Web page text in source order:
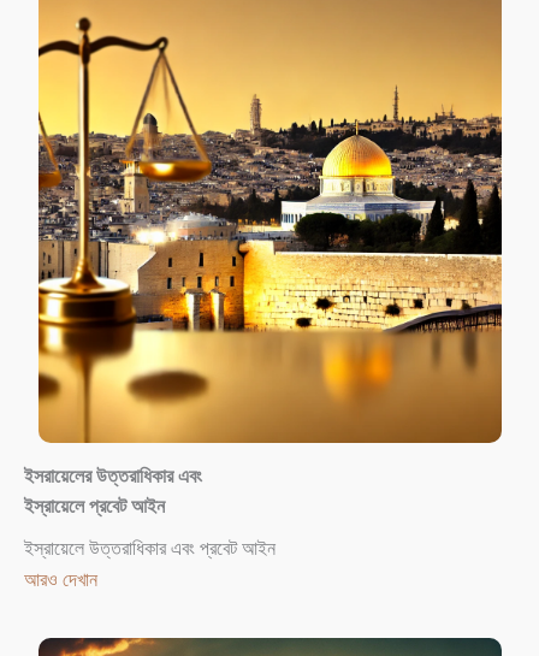
ইসরায়েলের উত্তরাধিকার এবং
ইস্রায়েলে প্রবেট আইন
ইস্রায়েলে উত্তরাধিকার এবং প্রবেট আইন
আরও দেখান